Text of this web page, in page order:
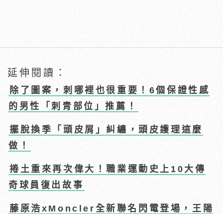
延伸閱讀：
除了圖案，刺哪裡也很重要！6個保證性感
的男性「刺青部位」推薦！
擺脫換季「頭皮屑」糾纏，頭皮護理這麼
做！
捲土重來再次偉大！職業運動史上10大傳
奇球員復出故事
藤原浩xMoncler全新聯名閃電登場，王陽